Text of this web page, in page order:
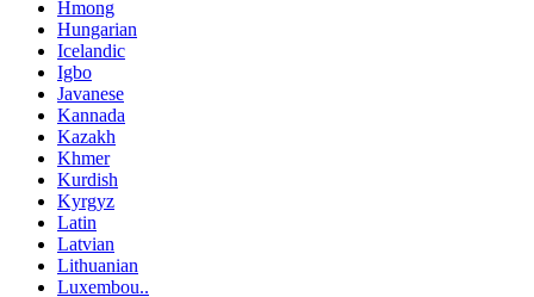
Hmong
Hungarian
Icelandic
Igbo
Javanese
Kannada
Kazakh
Khmer
Kurdish
Kyrgyz
Latin
Latvian
Lithuanian
Luxembou..